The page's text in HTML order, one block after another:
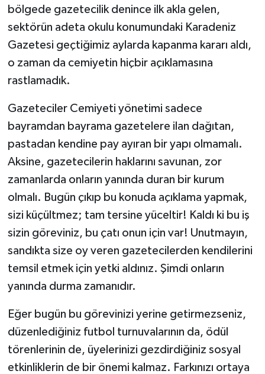
bölgede gazetecilik denince ilk akla gelen,
sektörün adeta okulu konumundaki Karadeniz
Gazetesi geçtiğimiz aylarda kapanma kararı aldı,
o zaman da cemiyetin hiçbir açıklamasına
rastlamadık.
Gazeteciler Cemiyeti yönetimi sadece
bayramdan bayrama gazetelere ilan dağıtan,
pastadan kendine pay ayıran bir yapı olmamalı.
Aksine, gazetecilerin haklarını savunan, zor
zamanlarda onların yanında duran bir kurum
olmalı. Bugün çıkıp bu konuda açıklama yapmak,
sizi küçültmez; tam tersine yüceltir! Kaldı ki bu iş
sizin göreviniz, bu çatı onun için var! Unutmayın,
sandıkta size oy veren gazetecilerden kendilerini
temsil etmek için yetki aldınız. Şimdi onların
yanında durma zamanıdır.
Eğer bugün bu görevinizi yerine getirmezseniz,
düzenlediğiniz futbol turnuvalarının da, ödül
törenlerinin de, üyelerinizi gezdirdiğiniz sosyal
etkinliklerin de bir önemi kalmaz. Farkınızı ortaya